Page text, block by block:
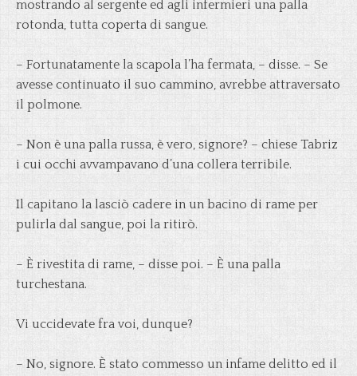
mostrando al sergente ed agli infermieri una palla
rotonda, tutta coperta di sangue.
– Fortunatamente la scapola l’ha fermata, – disse. – Se
avesse continuato il suo cammino, avrebbe attraversato
il polmone.
– Non è una palla russa, è vero, signore? – chiese Tabriz
i cui occhi avvampavano d’una collera terribile.
Il capitano la lasciò cadere in un bacino di rame per
pulirla dal sangue, poi la ritirò.
– È rivestita di rame, – disse poi. – È una palla
turchestana.
Vi uccidevate fra voi, dunque?
– No, signore. È stato commesso un infame delitto ed il